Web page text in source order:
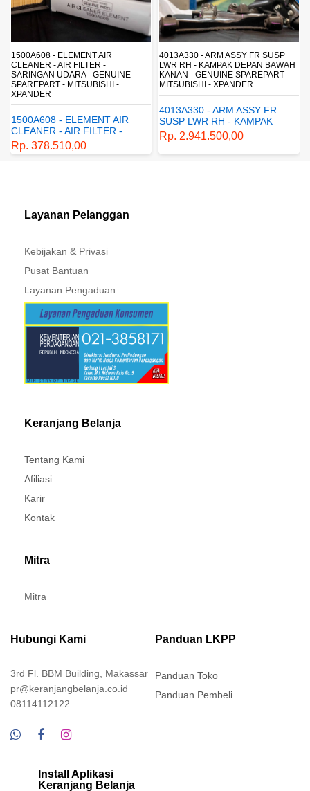
4013A330 - ARM ASSY FR SUSP
LWR RH - KAMPAK DEPAN BAWAH
KANAN - GENUINE SPAREPART -
MITSUBISHI - XPANDER
SUSP LWR RH - KAMPAK
DEPAN BAWAH KANAN -
GENUINE SPAREPART -
MITSUBISHI - XPANDER
Rp. 2.941.500,00
4162A413 - SHOCK ABSORBER RR
SUSP - SUSPENSI BELAKANG -
SHOCKBREAKER BELAKANG -
GENUINE SPAREPART -
MITSUBISHI - XPANDER
4162A413 - SHOCK
ABSORBER RR SUSP -
SUSPENSI BELAKANG -
SHOCKBREAKER BELAKANG
Rp. 1.198.800,00
Layanan Pelanggan
Kebijakan & Privasi
Pusat Bantuan
Layanan Pengaduan
Keranjang Belanja
Tentang Kami
Afiliasi
Karir
Kontak
Mitra
Mitra
Hubungi Kami
3rd Fl. BBM Building, Makassar
pr@keranjangbelanja.co.id
08114112122
Panduan LKPP
Panduan Toko
Panduan Pembeli
Install Aplikasi
Keranjang Belanja